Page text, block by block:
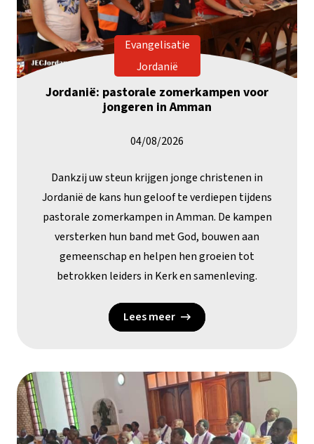
Evangelisatie
Jordanië
Jordanië: pastorale zomerkampen voor
jongeren in Amman
04/08/2026
Dankzij uw steun krijgen jonge christenen in
Jordanië de kans hun geloof te verdiepen tijdens
pastorale zomerkampen in Amman. De kampen
versterken hun band met God, bouwen aan
gemeenschap en helpen hen groeien tot
betrokken leiders in Kerk en samenleving.
Lees meer